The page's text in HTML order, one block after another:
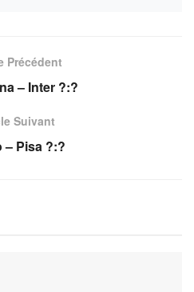
Précédent
– Inter ?:?
Suivant
– Pisa ?:?